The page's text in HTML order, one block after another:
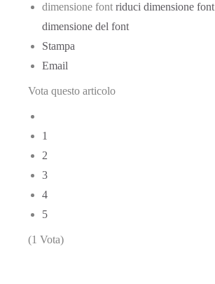
dimensione font riduci dimensione font
dimensione del font
Stampa
Email
Vota questo articolo
1
2
3
4
5
(1 Vota)